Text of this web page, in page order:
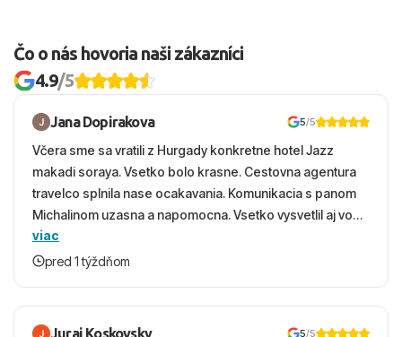
Čo o nás hovoria naši zákazníci
4.9/5
Jana Dopirakova 5/5
Včera sme sa vratili z Hurgady konkretne hotel Jazz
makadi soraya. Vsetko bolo krasne. Cestovna agentura
travelco splnila nase ocakavania. Komunikacia s panom
Michalinom uzasna a napomocna. Vsetko vysvetlil aj vo
vecernych hodinach zaco sa ospravedlnujem. Hotel
krasny, cisty. Sluzby top. Strava, prostredie, more,
viac
pred 1 týždňom
Juraj Koskovsky 5/5